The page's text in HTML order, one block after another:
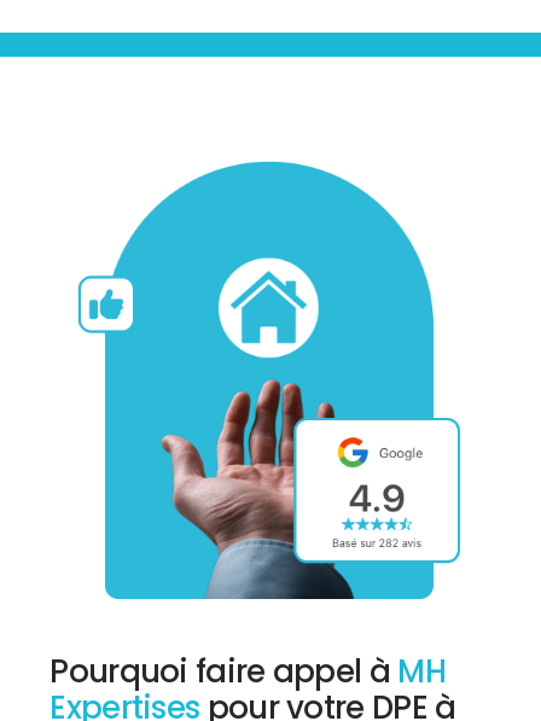
Pourquoi faire appel à MH
Expertises pour votre DPE à